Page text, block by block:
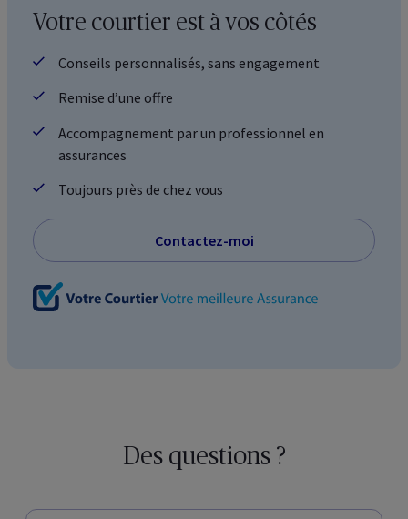
Votre courtier est à vos côtés
Conseils personnalisés, sans engagement
Remise d’une offre
Accompagnement par un professionnel en
assurances
Toujours près de chez vous
Contactez-moi
Des questions ?